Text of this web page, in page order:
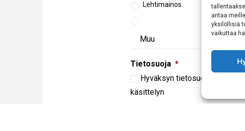
antaa
yksilöllisiä
vaikuttaa
Lehtimainos
Tietosuoja *
Hyväksyn tietosuojaselosteen
käsittelyn